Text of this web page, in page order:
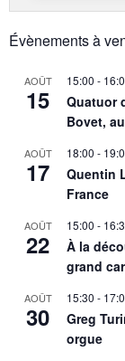
Évènements à
AOÛT
15
15:00 -
Quatuor
Bovet,
AOÛT
17
18:00 -
Quentin
France
AOÛT
22
15:00 -
À la
grand
AOÛT
30
15:30 -
Greg
orgue